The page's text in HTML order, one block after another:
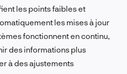
les points faibles et
les mises à jour
fonctionnent en continu,
des informations plus
à des ajustements